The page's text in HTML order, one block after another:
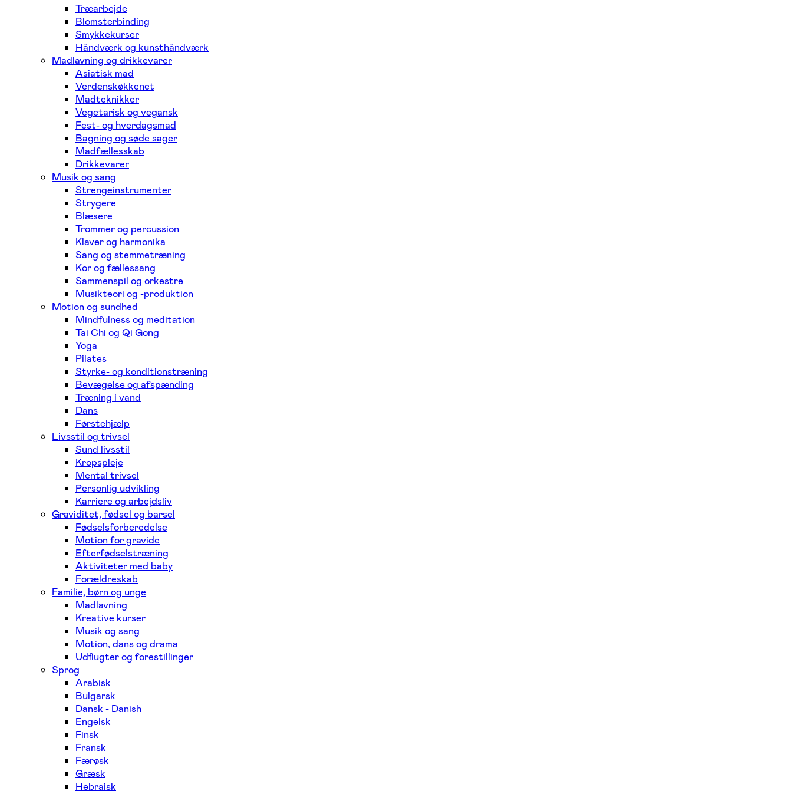
Træarbejde
Blomsterbinding
Smykkekurser
Håndværk og kunsthåndværk
Madlavning og drikkevarer
Asiatisk mad
Verdenskøkkenet
Madteknikker
Vegetarisk og vegansk
Fest- og hverdagsmad
Bagning og søde sager
Madfællesskab
Drikkevarer
Musik og sang
Strengeinstrumenter
Strygere
Blæsere
Trommer og percussion
Klaver og harmonika
Sang og stemmetræning
Kor og fællessang
Sammenspil og orkestre
Musikteori og -produktion
Motion og sundhed
Mindfulness og meditation
Tai Chi og Qi Gong
Yoga
Pilates
Styrke- og konditionstræning
Bevægelse og afspænding
Træning i vand
Dans
Førstehjælp
Livsstil og trivsel
Sund livsstil
Kropspleje
Mental trivsel
Personlig udvikling
Karriere og arbejdsliv
Graviditet, fødsel og barsel
Fødselsforberedelse
Motion for gravide
Efterfødselstræning
Aktiviteter med baby
Forældreskab
Familie, børn og unge
Madlavning
Kreative kurser
Musik og sang
Motion, dans og drama
Udflugter og forestillinger
Sprog
Arabisk
Bulgarsk
Dansk - Danish
Engelsk
Finsk
Fransk
Færøsk
Græsk
Hebraisk